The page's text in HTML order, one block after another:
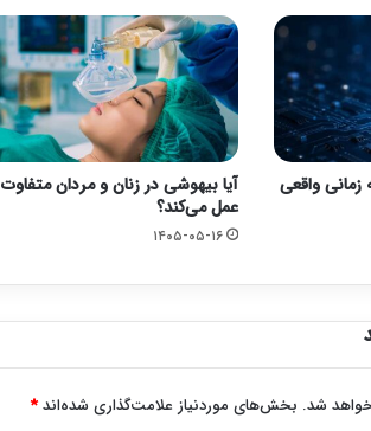
واقعی
آیا بیهوشی در زنان و مردان متفاوت
عمل می‌کند؟
۱۴۰۵-۰۵-۱۶
شد. بخش‌های موردنیاز علامت‌گذاری شده‌اند*